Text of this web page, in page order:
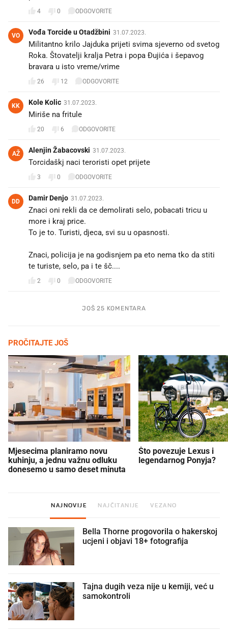
4 0 ODGOVORITE
VO Vođa Torcide u Otadžbini 31.07.2023.
Militantno krilo Jajduka prijeti svima sjeverno od svetog
Roka. Štovatelji kralja Petra i popa Đujića i šepavog
bravara u isto vreme/vrime
26 12 ODGOVORITE
KK Kole Kolic 31.07.2023.
Miriše na fritule
20 6 ODGOVORITE
AŽ Alenjin Žabacovski 31.07.2023.
Torcidaškj naci teroristi opet prijete
3 0 ODGOVORITE
DD Damir Denjo 31.07.2023.
Znaci oni rekli da ce demolirati selo, pobacati tricu u
more i kraj price.
To je to. Turisti, djeca, svi su u opasnosti.
Znaci, policija je na godisnjem pa eto nema tko da stiti
te turiste, selo, pa i te šč....
2 0 ODGOVORITE
JOŠ 25 KOMENTARA
PROČITAJTE JOŠ
Mjesecima planiramo novu
kuhinju, a jednu važnu odluku
donesemo u samo deset minuta
Što povezuje Lexus i
legendarnog Ponyja?
NAJNOVIJE NAJČITANIJE VEZANO
Bella Thorne progovorila o hakerskoj
ucjeni i objavi 18+ fotografija
Tajna dugih veza nije u kemiji, već u
samokontroli